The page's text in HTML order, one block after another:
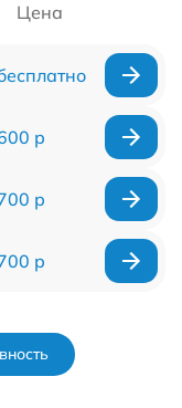
Цена
р
р
р